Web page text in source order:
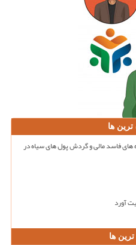
ترین ها
های فاسد مالی و گردش پول های سیاه در
آورد
ها